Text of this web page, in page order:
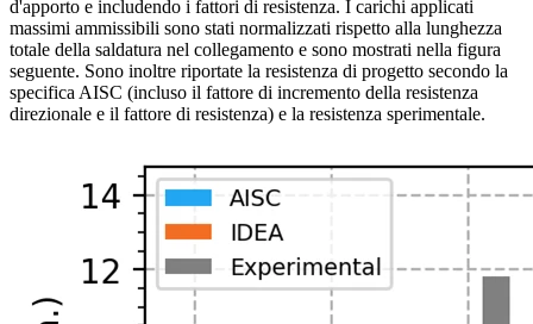
d'apporto e includendo i fattori di resistenza. I carichi applicati
massimi ammissibili sono stati normalizzati rispetto alla lunghezza
totale della saldatura nel collegamento e sono mostrati nella figura
seguente. Sono inoltre riportate la resistenza di progetto secondo la
specifica AISC (incluso il fattore di incremento della resistenza
direzionale e il fattore di resistenza) e la resistenza sperimentale.